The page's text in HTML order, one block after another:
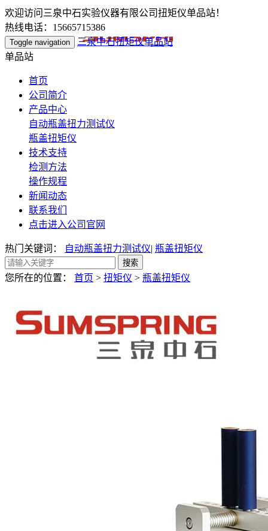
欢迎访问三泉中石实验仪器有限公司扭矩仪单品站！
热线电话：15665715386
Toggle navigation
三泉中石扭矩仪单品站
单品站
首页
公司简介
产品中心
自动瓶盖扭力测试仪
瓶盖扭矩仪
技术支持
检测方法
操作规程
新闻动态
联系我们
点击进入公司官网
热门关键词： 自动瓶盖扭力测试仪| 瓶盖扭矩仪
您所在的位置： 首页 > 扭矩仪 > 瓶盖扭矩仪